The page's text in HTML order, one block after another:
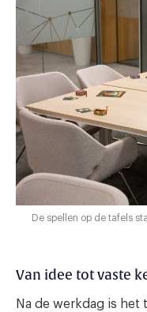
De spellen op de tafels
Van idee tot vaste
Na de werkdag is het